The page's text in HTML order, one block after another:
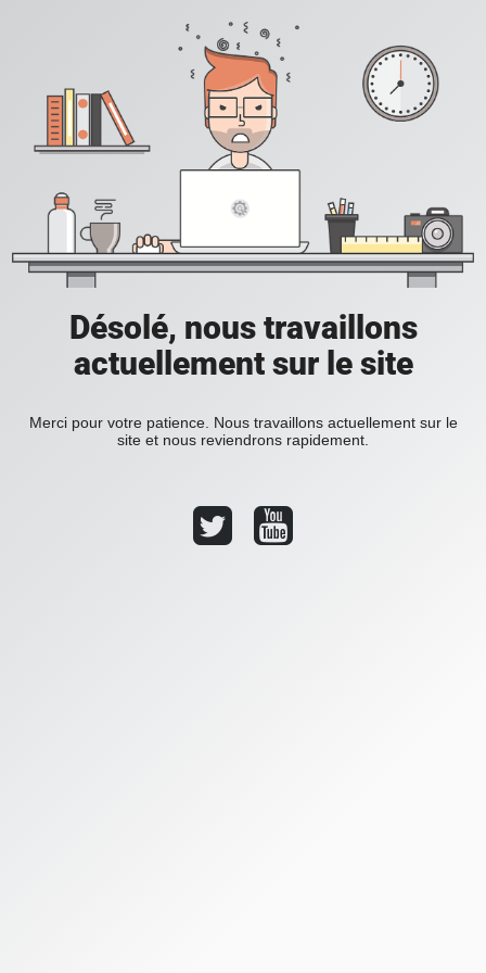
Désolé, nous travaillons
actuellement sur le site
Merci pour votre patience. Nous travaillons actuellement sur le
site et nous reviendrons rapidement.